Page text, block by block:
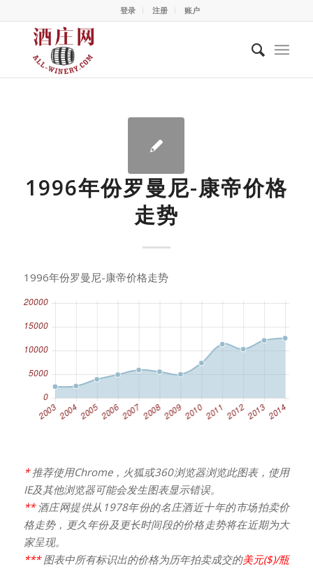
登录 注册 账户
1996年份罗曼尼-康帝价格
走势
1996年份罗曼尼-康帝价格走势
*推荐使用Chrome，火狐或360浏览器浏览此图表，使用
IE及其他浏览器可能会发生图表显示错误。
** 酒庄网提供从1978年份的名庄酒近十年的市场拍卖价
格走势，更久年份及更长时间段的价格走势将在近期为大
家呈现。
***图表中所有标识出的价格为历年拍卖成交的美元($)/瓶